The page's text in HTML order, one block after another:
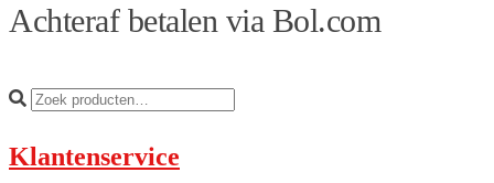
Achteraf betalen via Bol.com
Klantenservice